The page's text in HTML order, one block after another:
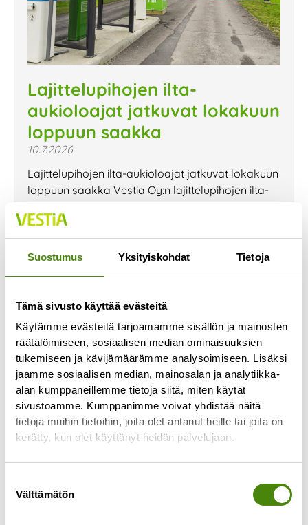
Suostumus Yksityiskohdat Tietoja
Tämä sivusto käyttää evästeitä
Käytämme evästeitä tarjoamamme sisällön ja mainosten
räätälöimiseen, sosiaalisen median ominaisuuksien
tukemiseen ja kävijämäärämme analysoimiseen. Lisäksi
jaamme sosiaalisen median, mainosalan ja analytiikka-
alan kumppaneillemme tietoja siitä, miten käytät
sivustoamme. Kumppanimme voivat yhdistää näitä
tietoja muihin tietoihin, joita olet antanut heille tai joita on
kerätty, kun olet käyttänyt heidän palvelujaan.
valinta
Välttämätön
Lajittelupihojen ilta-
aukioloajat jatkuvat lokakuun
loppuun saakka
10.7.2026
Lajittelupihojen ilta-aukioloajat jatkuvat lokakuun
loppuun saakka Vestia Oy:n lajittelupihojen ilta-
Jokaisella lajittelupihalla pääsee vähintään
kerran viikossa
Lue lisää »